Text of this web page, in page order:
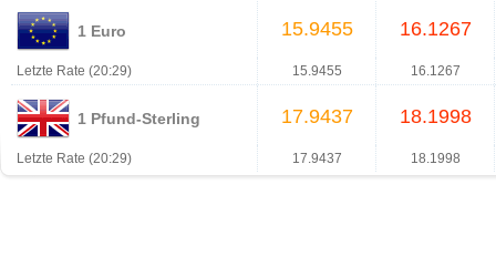
1 Euro 15.9455 16.1267
Letzte Rate (20:29) 15.9455 16.1267
1 Pfund-Sterling 17.9437 18.1998
Letzte Rate (20:29) 17.9437 18.1998